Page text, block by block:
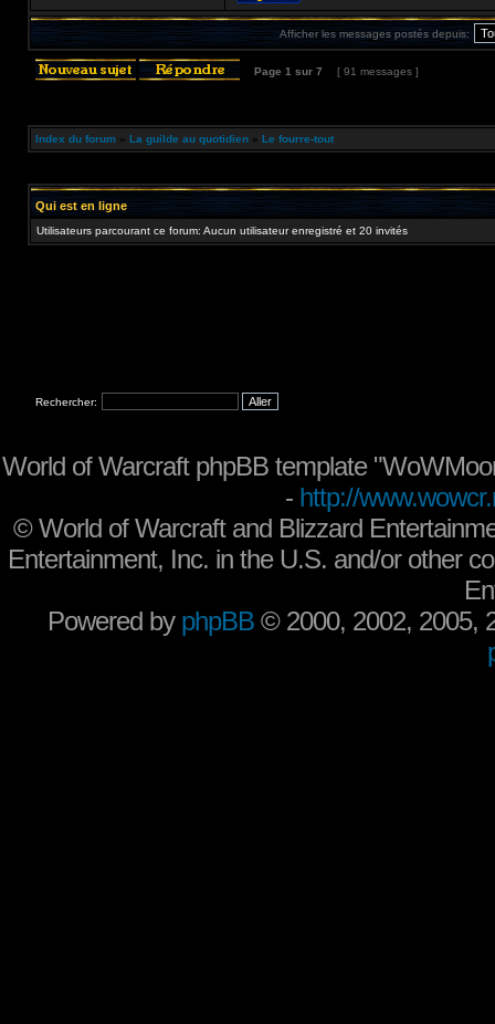
Afficher les messages postés depuis:
Page 1 sur 7 [ 91 messages ]
Index du forum » La guilde au quotidien » Le fourre-tout
Qui est en ligne
Utilisateurs parcourant ce forum: Aucun utilisateur enregistré et 20 invités
Rechercher:
World of Warcraft phpBB template
- http://
©World of Warcraft and Blizzard
Entertainment, Inc. in the U.S. and/or other
Powered by phpBB © 2000, 2002, 2005,